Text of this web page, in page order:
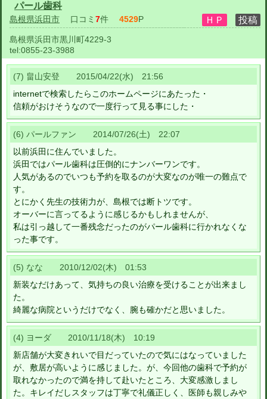
パール歯科
島根県浜田市 口コミ 7件 4529P
島根県浜田市黒川町4229-3
tel:0855-23-3988
(7) 畠山安登 2015/04/22(水) 21:56
internetで検索したらこのホームページにあたった・
信頼がおけそうなので一度行って見る事にした・
(6) パールファン 2014/07/26(土) 22:07
以前浜田に住んでいました。
浜田ではパール歯科は圧倒的にナンバーワンです。
人気があるのでいつも予約を取るのが大変なのが唯一の難点で
す。
とにかく先生の技術力が、島根では断トツです。
オーバーに言ってるように感じるかもしれませんが、
私は引っ越して一番残念だったのがパール歯科に行かれなくな
った事です。
(5) なな 2010/12/02(木) 01:53
新装なだけあって、気持ちの良い治療を受けることが出来まし
た。
綺麗な病院というだけでなく、腕も確かだと思いました。
(4) ヨーダ 2010/11/18(木) 10:19
新店舗が大変きれいで目だっていたので気にはなっていました
が、敷居が高いように感じました。が、今回他の歯科で予約が
取れなかったので満を持して赴いたところ、大変感激しまし
た。キレイだしスタッフは丁寧で礼儀正しく、医師も親しみや